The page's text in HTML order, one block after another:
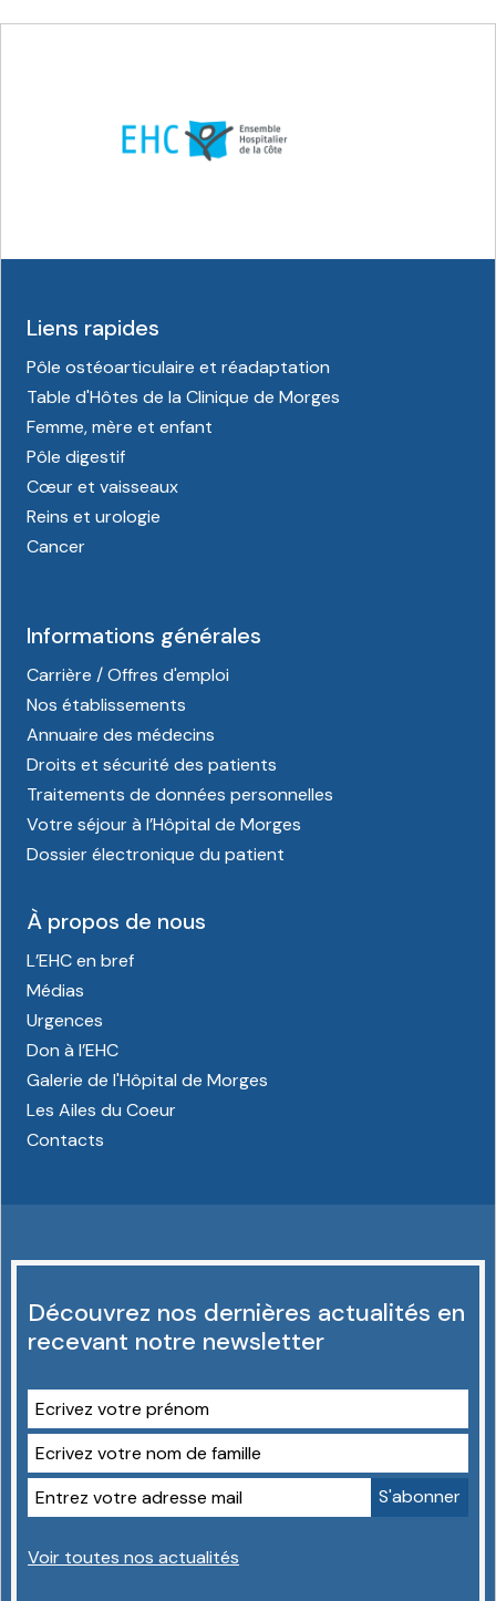
Liens rapides
Pôle ostéoarticulaire et réadaptation
Table d'Hôtes de la Clinique de Morges
Femme, mère et enfant
Pôle digestif
Cœur et vaisseaux
Reins et urologie
Cancer
Informations générales
Carrière / Offres d'emploi
Nos établissements
Annuaire des médecins
Droits et sécurité des patients
Traitements de données personnelles
Votre séjour à l’Hôpital de Morges
Dossier électronique du patient
À propos de nous
L’EHC en bref
Médias
Urgences
Don à l’EHC
Galerie de l'Hôpital de Morges
Les Ailes du Coeur
Contacts
Découvrez nos dernières actualités en
recevant notre newsletter
Voir toutes nos actualités